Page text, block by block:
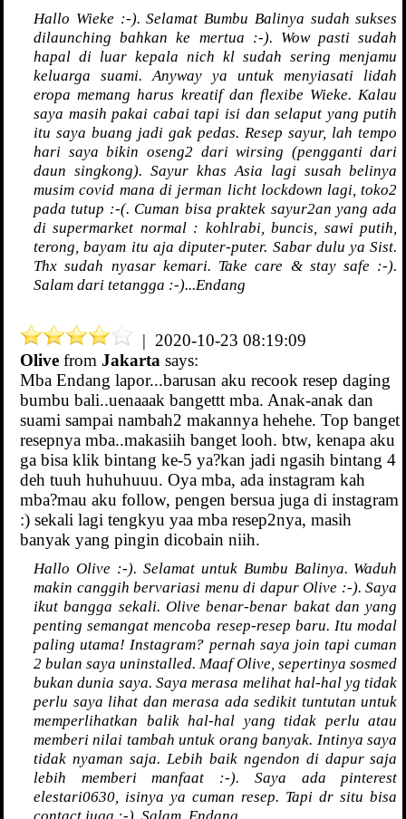
Hallo Wieke :-). Selamat Bumbu Balinya sudah sukses
dilaunching bahkan ke mertua :-). Wow pasti sudah
hapal di luar kepala nich kl sudah sering menjamu
keluarga suami. Anyway ya untuk menyiasati lidah
eropa memang harus kreatif dan flexibe Wieke. Kalau
saya masih pakai cabai tapi isi dan selaput yang putih
itu saya buang jadi gak pedas. Resep sayur, lah tempo
hari saya bikin oseng2 dari wirsing (pengganti dari
daun singkong). Sayur khas Asia lagi susah belinya
musim covid mana di jerman licht lockdown lagi, toko2
pada tutup :-(. Cuman bisa praktek sayur2an yang ada
di supermarket normal : kohlrabi, buncis, sawi putih,
terong, bayam itu aja diputer-puter. Sabar dulu ya Sist.
Thx sudah nyasar kemari. Take care & stay safe :-).
Salam dari tetangga :-)...Endang
| 2020-10-23 08:19:09
Olive from Jakarta says:
Mba Endang lapor...barusan aku recook resep daging
bumbu bali..uenaaak bangettt mba. Anak-anak dan
suami sampai nambah2 makannya hehehe. Top banget
resepnya mba..makasiih banget looh. btw, kenapa aku
ga bisa klik bintang ke-5 ya?kan jadi ngasih bintang 4
deh tuuh huhuhuuu. Oya mba, ada instagram kah
mba?mau aku follow, pengen bersua juga di instagram
:) sekali lagi tengkyu yaa mba resep2nya, masih
banyak yang pingin dicobain niih.
Hallo Olive :-). Selamat untuk Bumbu Balinya. Waduh
makin canggih bervariasi menu di dapur Olive :-). Saya
ikut bangga sekali. Olive benar-benar bakat dan yang
penting semangat mencoba resep-resep baru. Itu modal
paling utama! Instagram? pernah saya join tapi cuman
2 bulan saya uninstalled. Maaf Olive, sepertinya sosmed
bukan dunia saya. Saya merasa melihat hal-hal yg tidak
perlu saya lihat dan merasa ada sedikit tuntutan untuk
memperlihatkan balik hal-hal yang tidak perlu atau
memberi nilai tambah untuk orang banyak. Intinya saya
tidak nyaman saja. Lebih baik ngendon di dapur saja
lebih memberi manfaat :-). Saya ada pinterest
elestari0630, isinya ya cuman resep. Tapi dr situ bisa
contact juga :-). Salam..Endang